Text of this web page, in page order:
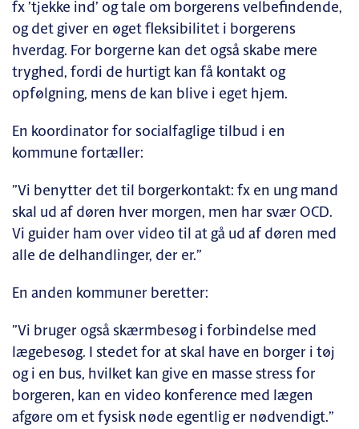
fx ’tjekke ind’ og tale om borgerens velbefindende,
og det giver en øget fleksibilitet i borgerens
hverdag. For borgerne kan det også skabe mere
tryghed, fordi de hurtigt kan få kontakt og
opfølgning, mens de kan blive i eget hjem.
En koordinator for socialfaglige tilbud i en
kommune fortæller:
”Vi benytter det til borgerkontakt: fx en ung mand
skal ud af døren hver morgen, men har svær OCD.
Vi guider ham over video til at gå ud af døren med
alle de delhandlinger, der er.”
En anden kommuner beretter:
”Vi bruger også skærmbesøg i forbindelse med
lægebesøg. I stedet for at skal have en borger i tøj
og i en bus, hvilket kan give en masse stress for
borgeren, kan en video konference med lægen
afgøre om et fysisk nøde egentlig er nødvendigt.”